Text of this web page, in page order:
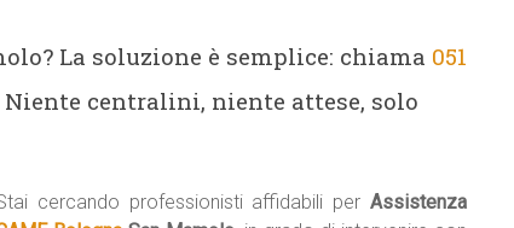
La soluzione è semplice: chiama 051
centralini, niente attese, solo
cercando professionisti affidabili per Assistenza